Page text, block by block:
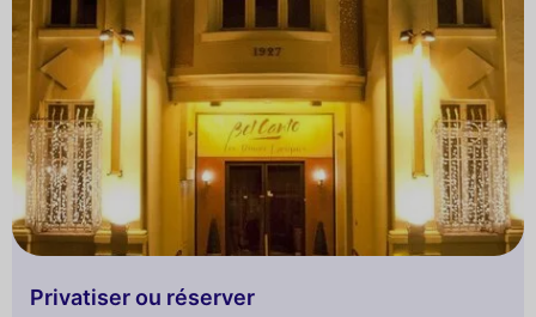
Privatiser ou réserver